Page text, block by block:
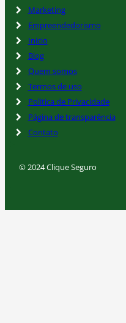
Marketing
Empreendedorismo
Inicio
Blog
Quem somos
Termos de uso
Politica de Privacidade
Página de transparência
Contato
© 2024 Clique Seguro